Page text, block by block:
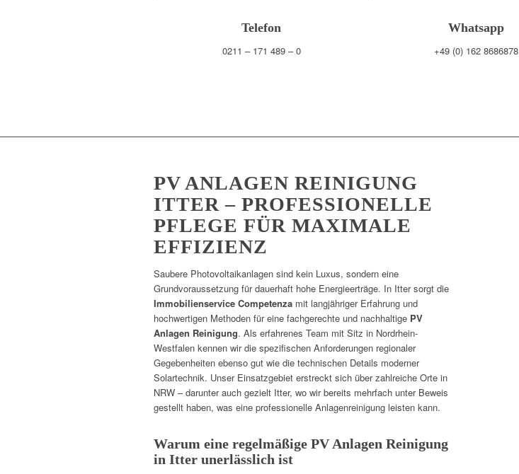
Telefon
0211 – 171 489 – 0
Whatsapp
+49 (0) 162 8686878
PV ANLAGEN REINIGUNG
ITTER – PROFESSIONELLE
PFLEGE FÜR MAXIMALE
EFFIZIENZ
Saubere Photovoltaikanlagen sind kein Luxus, sondern eine
Grundvoraussetzung für dauerhaft hohe Energieerträge. In Itter sorgt die
Immobilienservice Competenza mit langjähriger Erfahrung und
hochwertigen Methoden für eine fachgerechte und nachhaltige PV
Anlagen Reinigung. Als erfahrenes Team mit Sitz in Nordrhein-
Westfalen kennen wir die spezifischen Anforderungen regionaler
Gegebenheiten ebenso gut wie die technischen Details moderner
Solartechnik. Unser Einsatzgebiet erstreckt sich über zahlreiche Orte in
NRW – darunter auch gezielt Itter, wo wir bereits mehrfach unter Beweis
gestellt haben, was eine professionelle Anlagenreinigung leisten kann.
Warum eine regelmäßige PV Anlagen Reinigung
in Itter unerlässlich ist